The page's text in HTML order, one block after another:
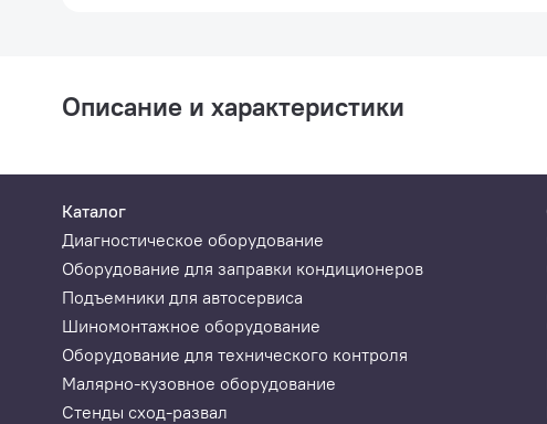
Описание и характеристики
Каталог
Диагностическое оборудование
Оборудование для заправки кондиционеров
Подъемники для автосервиса
Шиномонтажное оборудование
Оборудование для технического контроля
Малярно-кузовное оборудование
Стенды сход-развал